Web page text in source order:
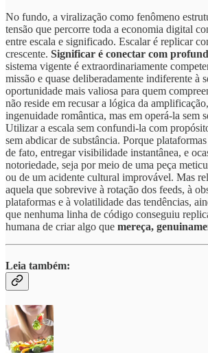
No fundo, a viralização como fenômeno
tensão que percorre toda a economia digital
entre escala e significado. Escalar é replicar
crescente. Significar é conectar com
sistema vigente é extraordinariamente
missão e quase deliberadamente indiferente à
oportunidade mais valiosa para quem
não reside em recusar a lógica da
ingenuidade romântica, mas em operá-la sem
Utilizar a escala sem confundi-la com
sem abdicar de substância. Porque
de fato, entregar visibilidade instantânea, e
notoriedade, seja por meio de uma peça
ou de um acidente cultural improvável. Mas
aquela que sobrevive à rotação dos feeds, à
plataformas e à volatilidade das tendências,
que nenhuma linha de código conseguiu
humana de criar algo que mereça,
Leia também: